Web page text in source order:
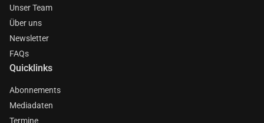
Unser Team
Über uns
Newsletter
FAQs
Quicklinks
Abonnements
Mediadaten
Termine